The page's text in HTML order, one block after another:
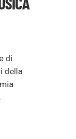
di
della